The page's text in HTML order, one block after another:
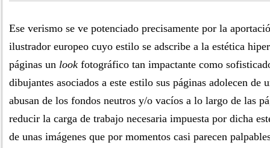
Ese verismo se ve potenciado precisamente por la
ilustrador europeo cuyo estilo se adscribe a la estética
páginas un look fotográfico tan impactante como
dibujantes asociados a este estilo sus páginas adolecen de
abusan de los fondos neutros y/o vacíos a lo largo de las
reducir la carga de trabajo necesaria impuesta por dicha
de unas imágenes que por momentos casi parecen